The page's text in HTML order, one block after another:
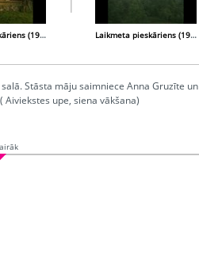
Laikmeta pieskāriens (1997-09-06) Laikmeta pieskāriens (1997-09-20)
Stāsta māju saimniece Anna Gruzīte un
upe, siena vākšana)